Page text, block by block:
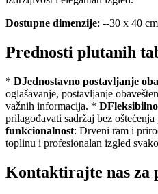
Dostupne dimenzije: --30 x 40
Prednosti plutanih
* DJednostavno postavljanje
oglašavanje, postavljanje
važnih informacija. *
prilagođavati sadržaj bez
funkcionalnost: Drveni ram i
toplinu i profesionalan izgled
Kontaktirajte nas za